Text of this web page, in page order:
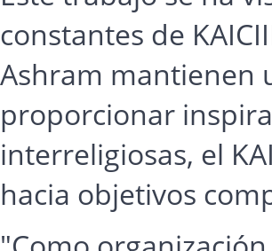
constantes de
Ashram mantienen
proporcionar
interreligiosas, el
hacia objetivos